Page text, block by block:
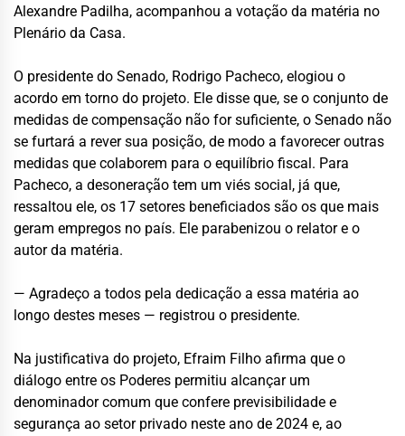
Alexandre Padilha, acompanhou a votação da matéria no
Plenário da Casa.
O presidente do Senado, Rodrigo Pacheco, elogiou o
acordo em torno do projeto. Ele disse que, se o conjunto de
medidas de compensação não for suficiente, o Senado não
se furtará a rever sua posição, de modo a favorecer outras
medidas que colaborem para o equilíbrio fiscal. Para
Pacheco, a desoneração tem um viés social, já que,
ressaltou ele, os 17 setores beneficiados são os que mais
geram empregos no país. Ele parabenizou o relator e o
autor da matéria.
— Agradeço a todos pela dedicação a essa matéria ao
longo destes meses — registrou o presidente.
Na justificativa do projeto, Efraim Filho afirma que o
diálogo entre os Poderes permitiu alcançar um
denominador comum que confere previsibilidade e
segurança ao setor privado neste ano de 2024 e, ao